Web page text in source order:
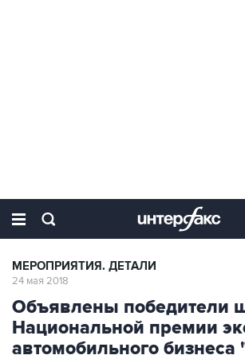
МЕРОПРИЯТИЯ. ДЕТАЛИ
24 мая 2018
Объявлены победители
Национальной премии
автомобильного